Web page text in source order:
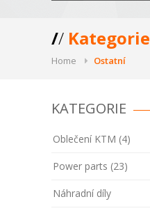
// Kategorie
Home Ostatní
KATEGORIE
Oblečení KTM (4)
Power parts (23)
Náhradní díly